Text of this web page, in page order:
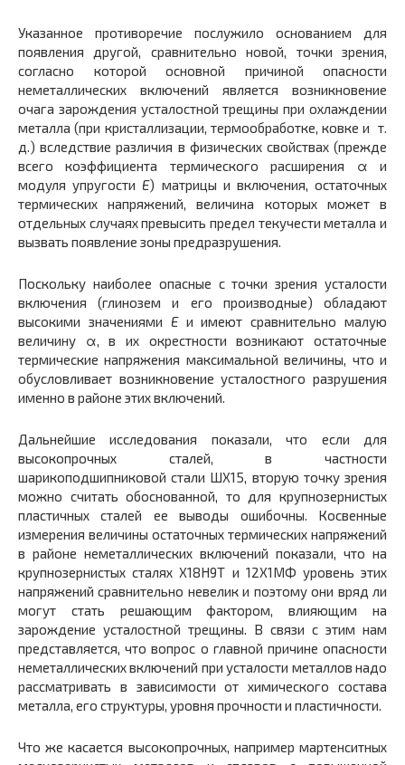
Указанное противоречие послужило основанием для
появления другой, сравнительно новой, точки зрения,
согласно которой основной причиной опасности
неметаллических включений является возникновение
очага зарождения усталостной трещины при охлаждении
металла (при кристаллизации, термообработке, ковке и т.
д.) вследствие различия в физических свойствах (прежде
всего коэффициента термического расширения α и
модуля упругости Е) матрицы и включения, остаточных
термических напряжений, величина которых может в
отдельных случаях превысить предел текучести металла и
вызвать появление зоны предразрушения.
Поскольку наиболее опасные с точки зрения усталости
включения (глинозем и его производные) обладают
высокими значениями Е и имеют сравнительно малую
величину α, в их окрестности возникают остаточные
термические напряжения максимальной величины, что и
обусловливает возникновение усталостного разрушения
именно в районе этих включений.
Дальнейшие исследования показали, что если для
высокопрочных сталей, в частности
шарикоподшипниковой стали ШХ15, вторую точку зрения
можно считать обоснованной, то для крупнозернистых
пластичных сталей ее выводы ошибочны. Косвенные
измерения величины остаточных термических напряжений
в районе неметаллических включений показали, что на
крупнозернистых сталях Х18Н9Т и 12Х1МФ уровень этих
напряжений сравнительно невелик и поэтому они вряд ли
могут стать решающим фактором, влияющим на
зарождение усталостной трещины. В связи с этим нам
представляется, что вопрос о главной причине опасности
неметаллических включений при усталости металлов надо
рассматривать в зависимости от химического состава
металла, его структуры, уровня прочности и пластичности.
Что же касается высокопрочных, например мартенситных